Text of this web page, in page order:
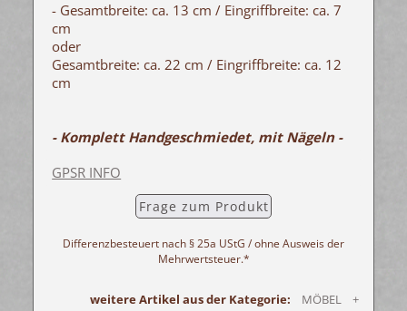
- Gesamtbreite: ca. 13 cm / Eingriffbreite: ca. 7
cm
oder
Gesamtbreite: ca. 22 cm / Eingriffbreite: ca. 12
cm
- Komplett Handgeschmiedet, mit Nägeln -
GPSR INFO
Frage zum Produkt
Differenzbesteuert nach § 25a UStG / ohne Ausweis der
Mehrwertsteuer.*
weitere Artikel aus der Kategorie: MÖBEL +